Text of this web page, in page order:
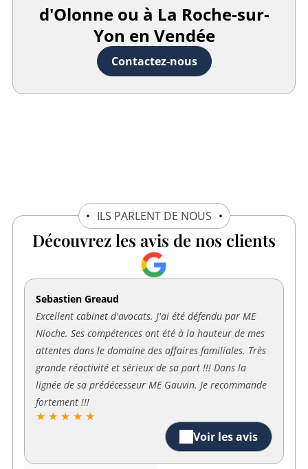
d'Olonne ou à La Roche-sur-
Yon en Vendée
Contactez-nous
ILS PARLENT DE NOUS
Découvrez les avis de nos clients
Sebastien Greaud
Excellent cabinet d'avocats. J'ai été défendu par ME
Nioche. Ses compétences ont été à la hauteur de mes
attentes dans le domaine des affaires familiales. Très
grande réactivité et sérieux de sa part !!! Dans la
lignée de sa prédécesseur ME Gauvin. Je recommande
fortement !!!
★ ★ ★ ★ ★
Voir les avis